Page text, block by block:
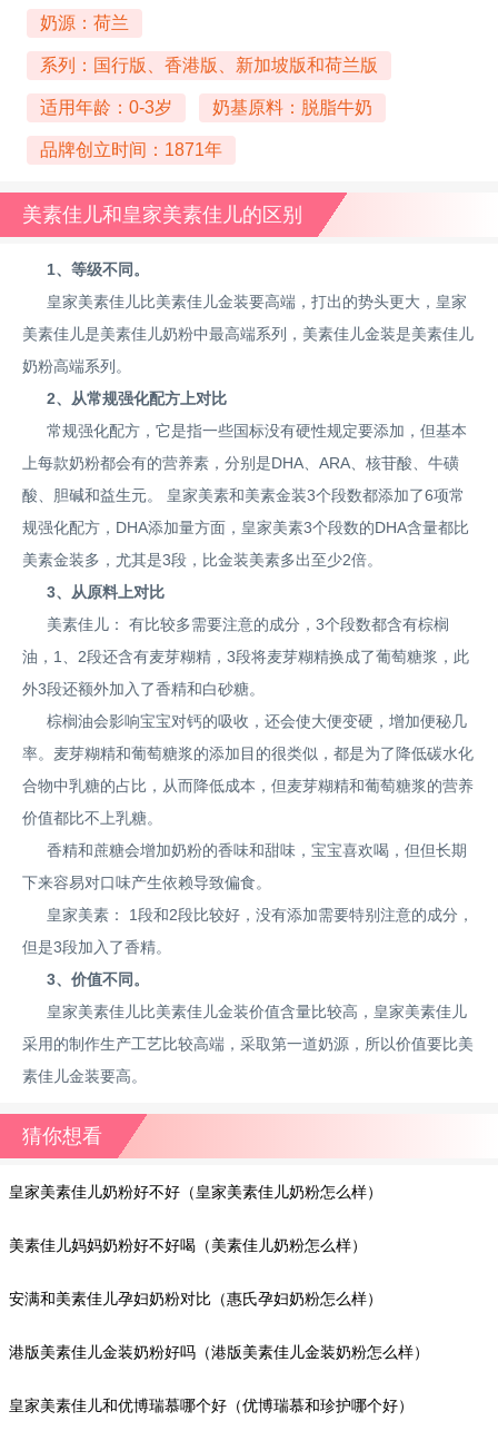
奶源：荷兰
系列：国行版、香港版、新加坡版和荷兰版
适用年龄：0-3岁 奶基原料：脱脂牛奶
品牌创立时间：1871年
美素佳儿和皇家美素佳儿的区别
1、等级不同。
皇家美素佳儿比美素佳儿金装要高端，打出的势头更大，皇家
美素佳儿是美素佳儿奶粉中最高端系列，美素佳儿金装是美素佳儿
奶粉高端系列。
2、从常规强化配方上对比
常规强化配方，它是指一些国标没有硬性规定要添加，但基本
上每款奶粉都会有的营养素，分别是DHA、ARA、核苷酸、牛磺
酸、胆碱和益生元。 皇家美素和美素金装3个段数都添加了6项常
规强化配方，DHA添加量方面，皇家美素3个段数的DHA含量都比
美素金装多，尤其是3段，比金装美素多出至少2倍。
3、从原料上对比
美素佳儿： 有比较多需要注意的成分，3个段数都含有棕榈
油，1、2段还含有麦芽糊精，3段将麦芽糊精换成了葡萄糖浆，此
外3段还额外加入了香精和白砂糖。
棕榈油会影响宝宝对钙的吸收，还会使大便变硬，增加便秘几
率。麦芽糊精和葡萄糖浆的添加目的很类似，都是为了降低碳水化
合物中乳糖的占比，从而降低成本，但麦芽糊精和葡萄糖浆的营养
价值都比不上乳糖。
香精和蔗糖会增加奶粉的香味和甜味，宝宝喜欢喝，但但长期
下来容易对口味产生依赖导致偏食。
皇家美素： 1段和2段比较好，没有添加需要特别注意的成分，
但是3段加入了香精。
3、价值不同。
皇家美素佳儿比美素佳儿金装价值含量比较高，皇家美素佳儿
采用的制作生产工艺比较高端，采取第一道奶源，所以价值要比美
素佳儿金装要高。
猜你想看
皇家美素佳儿奶粉好不好（皇家美素佳儿奶粉怎么样）
美素佳儿妈妈奶粉好不好喝（美素佳儿奶粉怎么样）
安满和美素佳儿孕妇奶粉对比（惠氏孕妇奶粉怎么样）
港版美素佳儿金装奶粉好吗（港版美素佳儿金装奶粉怎么样）
皇家美素佳儿和优博瑞慕哪个好（优博瑞慕和珍护哪个好）